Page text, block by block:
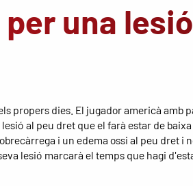
una
propers dies. El jugador americà amb
al peu dret que el farà estar de
i un edema ossi al peu dret i
lesió marcarà el temps que hagi